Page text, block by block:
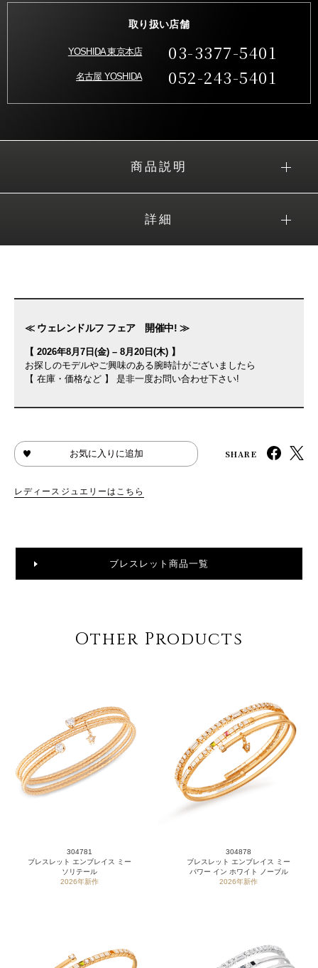
取り扱い店舗
YOSHIDA 東京本店 03-3377-5401
名古屋 YOSHIDA 052-243-5401
商品説明
詳細
≪ ウェレンドルフ フェア 開催中! ≫
【 2026年8月7日(金) – 8月20日(木) 】
お探しのモデルやご興味のある腕時計がございましたら
【 在庫・価格など 】 是非一度お問い合わせ下さい!
お気に入りに追加 SHARE
レディースジュエリーはこちら
ブレスレット商品一覧
Other Products
304781
ブレスレット エンブレイス ミー
ソリテール
2026年新作
304878
ブレスレット エンブレイス ミー
パワー イン ホワイト ノーブル
2026年新作